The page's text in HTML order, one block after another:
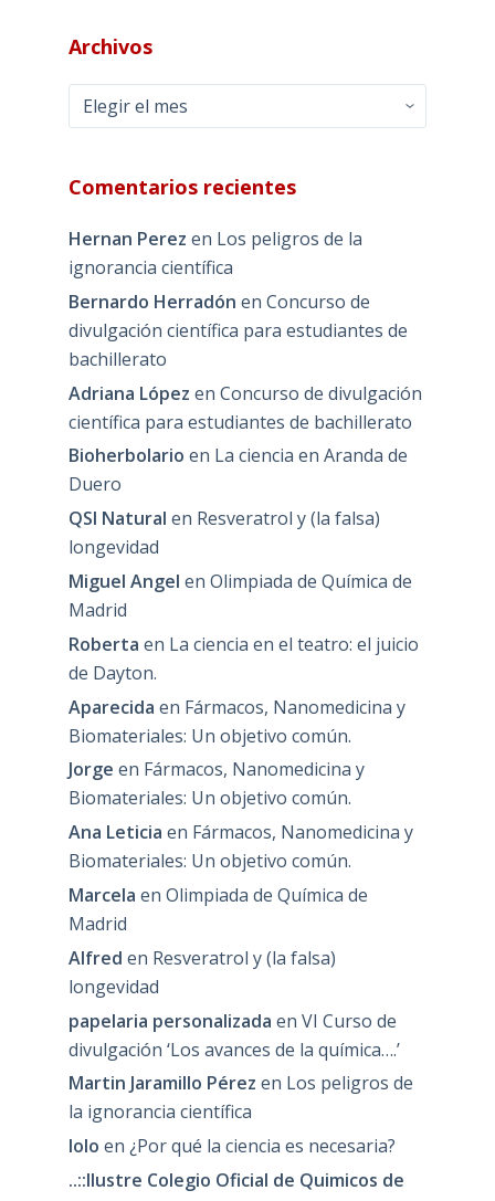
Archivos
Archivos
Comentarios recientes
Hernan Perez en Los peligros de la
ignorancia científica
Bernardo Herradón en Concurso de
divulgación científica para estudiantes de
bachillerato
Adriana López en Concurso de divulgación
científica para estudiantes de bachillerato
Bioherbolario en La ciencia en Aranda de
Duero
QSI Natural en Resveratrol y (la falsa)
longevidad
Miguel Angel en Olimpiada de Química de
Madrid
Roberta en La ciencia en el teatro: el juicio
de Dayton.
Aparecida en Fármacos, Nanomedicina y
Biomateriales: Un objetivo común.
Jorge en Fármacos, Nanomedicina y
Biomateriales: Un objetivo común.
Ana Leticia en Fármacos, Nanomedicina y
Biomateriales: Un objetivo común.
Marcela en Olimpiada de Química de
Madrid
Alfred en Resveratrol y (la falsa)
longevidad
papelaria personalizada en VI Curso de
divulgación ‘Los avances de la química….’
Martin Jaramillo Pérez en Los peligros de
la ignorancia científica
lolo en ¿Por qué la ciencia es necesaria?
..::Ilustre Colegio Oficial de Quimicos de